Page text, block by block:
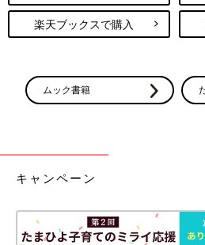
ないため、転院してすぐに、西村さ
産をすすめられました。そして、病
「総合病院には妊娠29週まで通院し
う、と言われ、即入院になりました。
とはいえ、経過観察なのでとくに何
なかったため、妊娠33週ごろ、1度
楽天ブックスで購入
ムック書籍
キャンペーン